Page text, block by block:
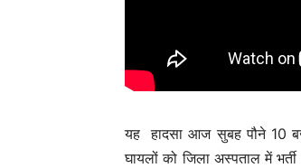
यह हादसा आज सुबह पौने 10
घायलों को जिला अस्पताल में